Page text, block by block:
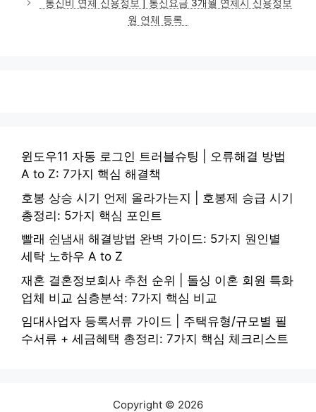
리
통신비 연체 신용정보 | 통신요금 3개월 연체시 신용정보
원 연체 등록
윈도우11 자동 로그인 트러블슈팅 | 오류해결 방법
A to Z: 7가지 핵심 해결책
호봉 상승 시기 언제 올라가는지 | 호봉제 승급 시기
총정리: 5가지 핵심 포인트
빨래 쉰냄새 해결방법 완벽 가이드: 5가지 원인별
세탁 노하우 A to Z
재혼 결혼정보회사 추천 순위 | 돌싱 이혼 회원 특화
업체 비교 심층분석: 7가지 핵심 비교
임대사업자 등록서류 가이드 | 주택유형/규모별 필
수서류 + 세금혜택 총정리: 7가지 핵심 체크리스트
Copyright © 2026